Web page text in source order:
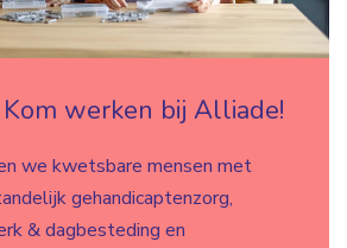
Kom werken bij Alliade!
we kwetsbare mensen met
gehandicaptenzorg,
& dagbesteding en